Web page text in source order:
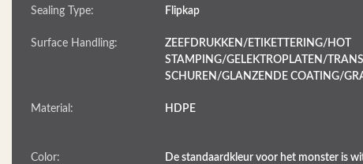
Sealing Type: Flipkap
Surface Handling:
ZEEFDRUKKEN/ETIKETTERING/HOT
STAMPING/GELEKTROPLATEN/
SCHUREN/GLANZENDE COATING/
Material: HDPE
Color:
De standaardkleur voor het monster is